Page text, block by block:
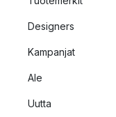
Designers
Kampanjat
Ale
Uutta